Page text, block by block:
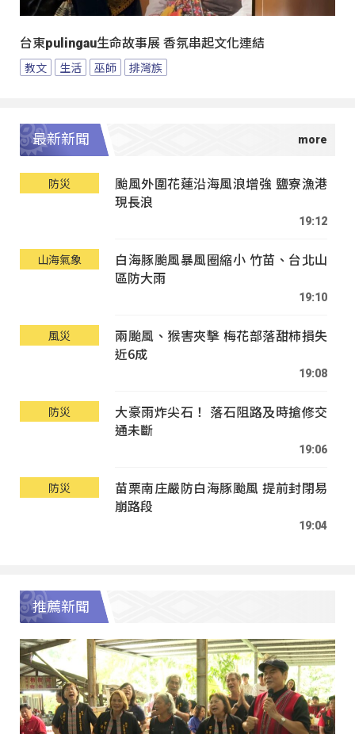
台東pulingau生命故事展 香氛串起文化連結
教文 生活 巫師 排灣族
最新新聞
防災
颱風外圍花蓮沿海風浪增強 鹽寮漁港
現長浪
19:12
山海氣象
白海豚颱風暴風圈縮小 竹苗、台北山
區防大雨
19:10
風災
兩颱風、猴害夾擊 梅花部落甜柿損失
近6成
19:08
防災
大豪雨炸尖石！ 落石阻路及時搶修交
通未斷
19:06
防災
苗栗南庄嚴防白海豚颱風 提前封閉易
崩路段
19:04
推薦新聞